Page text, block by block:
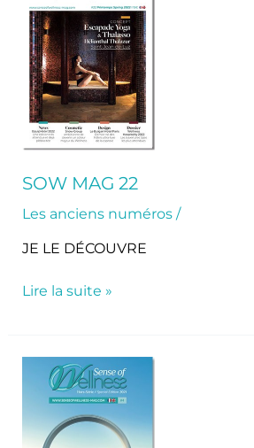
SOW MAG 22
Les anciens numéros/
JE LE DÉCOUVRE
22
Lire la suite »
Hors-
Série
2021